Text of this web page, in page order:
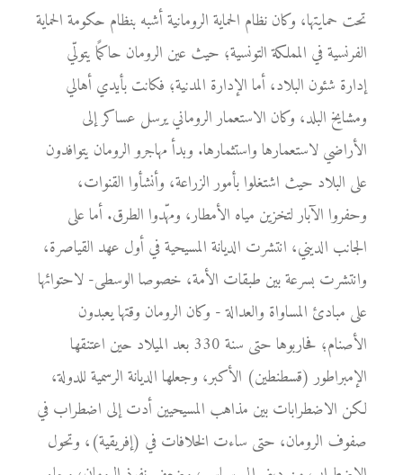
تحت حمايتها، وكان نظام الحماية الرومانية أشبه بنظام حكومة الحماية
الفرنسية في المملكة التونسية؛ حيث عين الرومان حاكمًا يتولّي
إدارة شئون البلاد، أما الإدارة المدنية؛ فكانت بأيدي أهالي
ومشايخ البلد، وكان الاستعمار الروماني يرسل عساكر إلى
الأراضي لاستعمارها واستثمارها. وبدأ مهاجرو الرومان يتوافدون
على البلاد حيث اشتغلوا بأمور الزراعة، وأنشأوا القنوات،
وحفروا الآبار لتخزين مياه الأمطار، ومهّدوا الطرق. أما على
الجانب الديني، انتشرت الديانة المسيحية في أول عهد القياصرة،
وانتشرت بسرعة بين طبقات الأمة، خصوصا الوسطى- لاحتوائها
على مبادئ المساواة والعدالة - وكان الرومان وقتها يعبدون
الأصنام؛ فحاربوها حتى سنة 330 بعد الميلاد حين اعتنقها
الإمبراطور (قسطنطين) الأكبر، وجعلها الديانة الرسمية للدولة،
لكن الاضطرابات بين مذاهب المسيحيين أدت إلى اضطراب في
صفوف الرومان، حتى ساءت الخلافات في (إفريقية)، وتحول